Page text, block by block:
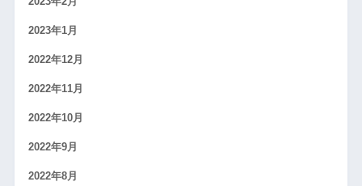
2023年1月
2022年12月
2022年11月
2022年10月
2022年9月
2022年8月